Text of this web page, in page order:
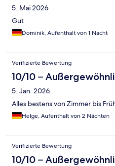
5. Mai 2026
Gut
Dominik, Aufenthalt von 1 Nacht
Verifizierte Bewertung
10/10 –
5. Jan. 2026
Alles bestens von Zimmer bis
Helge, Aufenthalt von 2 Nächten
Verifizierte Bewertung
10/10 –